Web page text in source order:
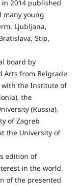
2014 published
many young
Ljubljana,
Stip,
board by
Arts from Belgrade
with the Institute of
the
(Russia),
of Zagreb
the University of
edition of
in the world,
of the presented